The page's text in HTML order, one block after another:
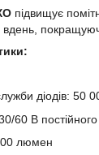
підвищує
вдень,
діодів: 50
60 В
люмен